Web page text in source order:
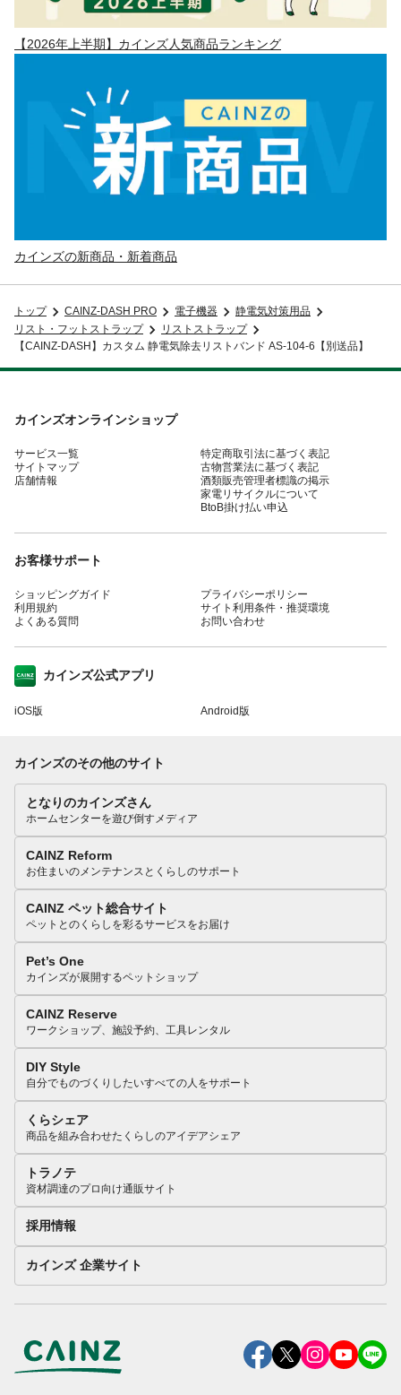
【2026年上半期】カインズ人気商品ランキング
カインズの新商品・新着商品
トップ CAINZ-DASH PRO 電子機器
静電気対策用品
リスト・フットストラップ
リストストラップ
【CAINZ-DASH】カスタム 静電気除去リストバンド AS-104-6【別送品】
カインズオンラインショップ
サービス一覧
サイトマップ
店舗情報
特定商取引法に基づく表記
古物営業法に基づく表記
酒類販売管理者標識の掲示
家電リサイクルについて
BtoB掛け払い申込
お客様サポート
ショッピングガイド
利用規約
よくある質問
プライバシーポリシー
サイト利用条件・推奨環境
お問い合わせ
カインズ公式アプリ
iOS版 Android版
カインズのその他のサイト
となりのカインズさん
ホームセンターを遊び倒すメディア
CAINZ Reform
お住まいのメンテナンスとくらしのサポート
CAINZ ペット総合サイト
ペットとのくらしを彩るサービスをお届け
Pet’s One
カインズが展開するペットショップ
CAINZ Reserve
ワークショップ、施設予約、工具レンタル
DIY Style
自分でものづくりしたいすべての人をサポート
くらシェア
商品を組み合わせたくらしのアイデアシェア
トラノテ
資材調達のプロ向け通販サイト
採用情報
カインズ 企業サイト